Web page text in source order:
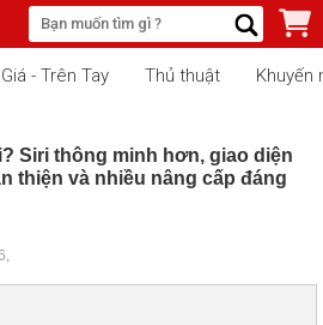
- Trên Tay Thủ thuật Khuyến
Siri thông minh hơn, giao diện
thiện và nhiều nâng cấp đáng